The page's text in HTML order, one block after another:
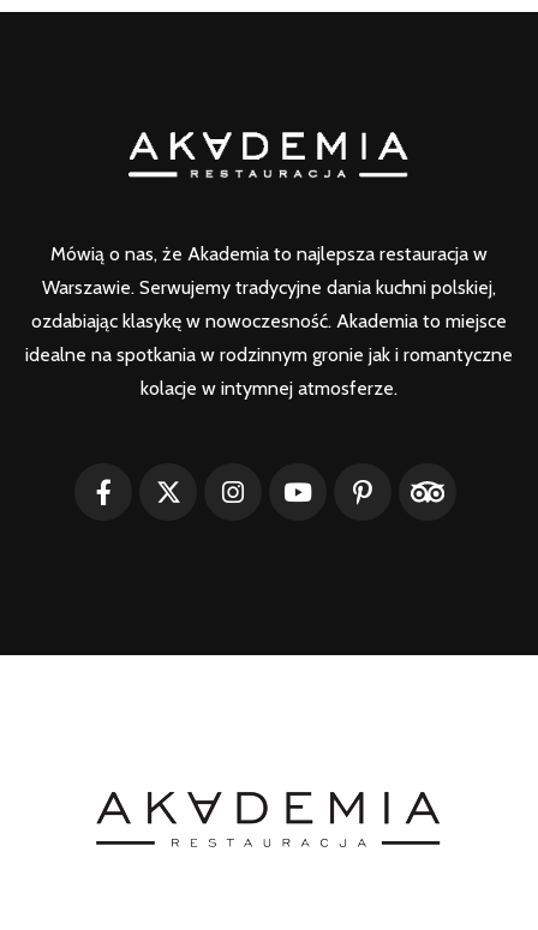
Mówią o nas, że Akademia to najlepsza restauracja w
Warszawie. Serwujemy tradycyjne dania kuchni polskiej,
ozdabiając klasykę w nowoczesność. Akademia to miejsce
idealne na spotkania w rodzinnym gronie jak i romantyczne
kolacje w intymnej atmosferze.